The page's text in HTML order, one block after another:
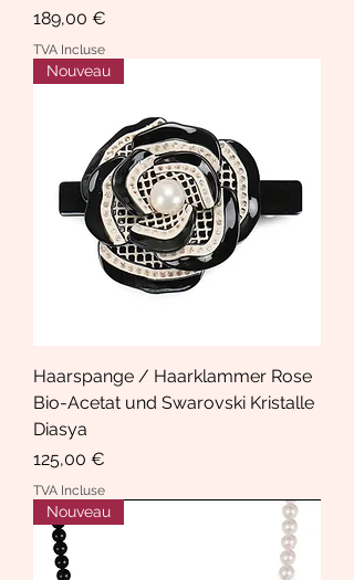
Prix
189,00 €
TVA Incluse
Nouveau
Haarspange / Haarklammer Rose
Bio-Acetat und Swarovski Kristalle
Diasya
Prix
125,00 €
TVA Incluse
Nouveau